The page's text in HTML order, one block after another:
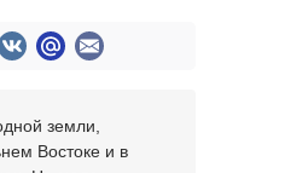
земли,
Востоке и в